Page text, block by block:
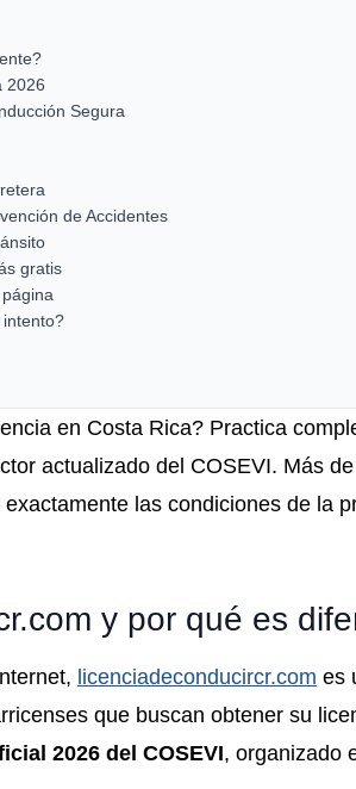
2026
Segura
de Accidentes
gratis
en Costa Rica? Practica
actualizado del COSEVI. Más
las condiciones de la
y por qué es
licenciadeconducircr.com es
que buscan obtener su
2026 del COSEVI, organizado